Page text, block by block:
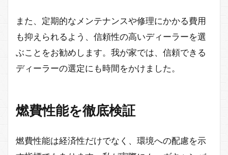
また、定期的なメンテナンスや修理にかかる費用
も抑えられるよう、信頼性の高いディーラーを選
ぶことをお勧めします。我が家では、信頼できる
ディーラーの選定にも時間をかけました。
燃費性能を徹底検証
燃費性能は経済性だけでなく、環境への配慮を示